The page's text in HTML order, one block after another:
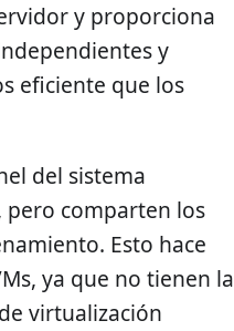
y proporciona
y
eficiente que los
del sistema
pero comparten los
Esto hace
ya que no tienen la
virtualización